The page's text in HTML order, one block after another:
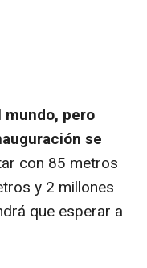
pero
se
con 85 metros
y 2 millones
que esperar a